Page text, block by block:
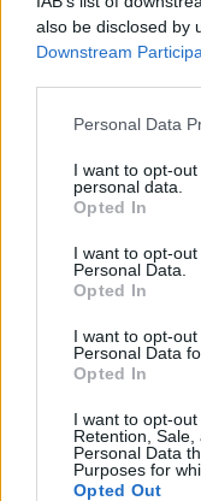
also be disclosed by
Downstream
Personal Data
I want to opt-
personal data.
Opted In
I want to opt-
Personal Data.
Opted In
I want to opt-
Personal Data
Opted In
I want to opt-out
Retention,
Personal Data
Purposes for
Opted Out
Χρηματοοικονομικός
είσοδο στην πολωνική
ενέργειας
Media: Με ενίσχυση 8
μπαταριών για τα